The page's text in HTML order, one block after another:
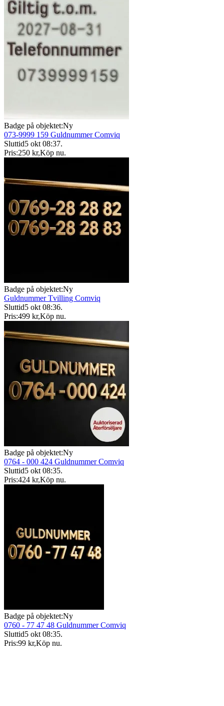
Badge på objektet:Ny
073-9999 159 Guldnummer Comviq
Sluttid5 okt 08:37.
Pris:250 kr,Köp nu.
Badge på objektet:Ny
Guldnummer Tvilling Comviq
Sluttid5 okt 08:36.
Pris:499 kr,Köp nu.
Badge på objektet:Ny
0764 - 000 424 Guldnummer Comviq
Sluttid5 okt 08:35.
Pris:424 kr,Köp nu.
Badge på objektet:Ny
0760 - 77 47 48 Guldnummer Comviq
Sluttid5 okt 08:35.
Pris:99 kr,Köp nu.